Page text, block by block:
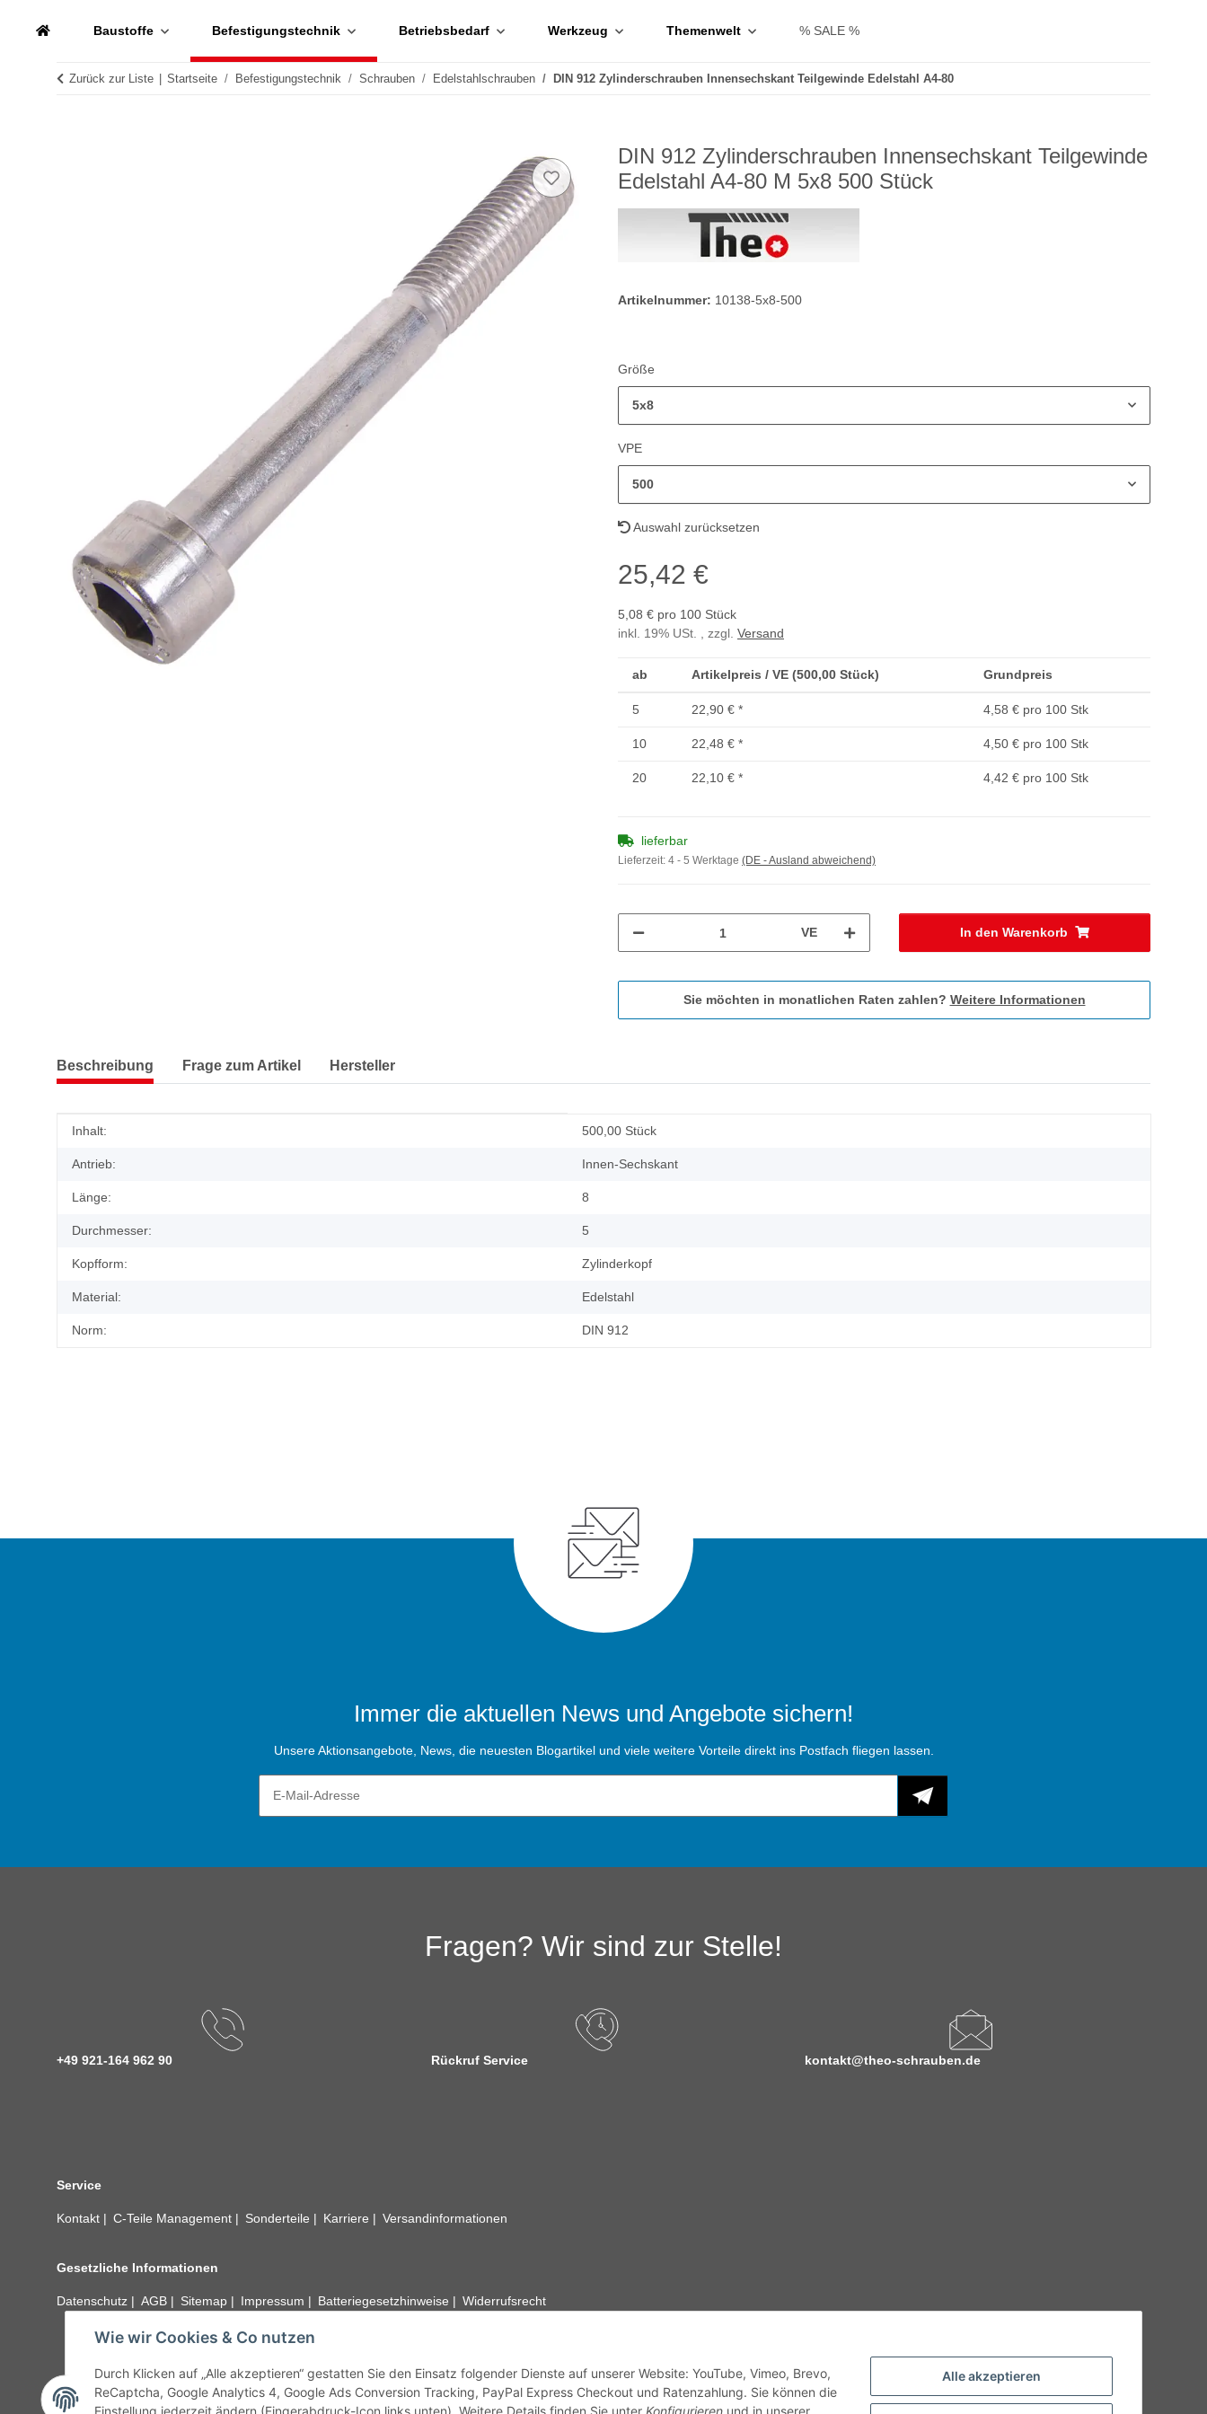
Alle akzeptieren
Wie wir Cookies & Co nutzen
Durch Klicken auf „Alle akzeptieren“ gestatten Sie den Einsatz folgender Dienste auf unserer Website: YouTube, Vimeo, Brevo,
ReCaptcha, Google Analytics 4, Google Ads Conversion Tracking, PayPal Express Checkout und Ratenzahlung. Sie können die
Einstellung jederzeit ändern (Fingerabdruck-Icon links unten). Weitere Details finden Sie unter Konfigurieren und in unserer
Baustoffe Befestigungstechnik Betriebsbedarf Werkzeug Themenwelt % SALE %
Zurück zur Liste Startseite Befestigungstechnik Schrauben Edelstahlschrauben DIN 912 Zylinderschrauben Innensechskant Teilgewinde Edelstahl A4-80
DIN 912 Zylinderschrauben Innensechskant Teilgewinde
Edelstahl A4-80 M 5x8 500 Stück
Artikelnummer: 10138-5x8-500
Größe
5x8
VPE
500
Auswahl zurücksetzen
25,42 €
5,08 € pro 100 Stück
inkl. 19% USt. , zzgl. Versand
ab Artikelpreis / VE (500,00 Stück) Grundpreis
5 22,90 € * 4,58 € pro 100 Stk
10 22,48 € * 4,50 € pro 100 Stk
20 22,10 € * 4,42 € pro 100 Stk
lieferbar
Lieferzeit: 4 - 5 Werktage (DE - Ausland abweichend)
VE In den Warenkorb
Sie möchten in monatlichen Raten zahlen? Weitere Informationen
Beschreibung Frage zum Artikel Hersteller
Produkteigenschaft
Wert
Inhalt: 500,00 Stück
Antrieb: Innen-Sechskant
Länge: 8
Durchmesser: 5
Kopfform: Zylinderkopf
Material: Edelstahl
Norm: DIN 912
Immer die aktuellen News und Angebote sichern!
Unsere Aktionsangebote, News, die neuesten Blogartikel und viele weitere Vorteile direkt ins Postfach fliegen lassen.
Fragen? Wir sind zur Stelle!
+49 921-164 962 90 Rückruf Service kontakt@theo-schrauben.de
Service
Kontakt C-Teile Management Sonderteile Karriere Versandinformationen
Gesetzliche Informationen
Datenschutz AGB Sitemap Impressum Batteriegesetzhinweise Widerrufsrecht
unseren Kundenservice. Abbildungen der Artikel können beispielhaft sein und vom Produkt abweichen.